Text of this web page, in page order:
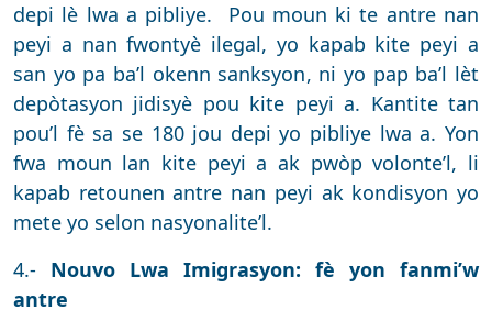
depi lè lwa a pibliye. Pou moun ki te antre nan
peyi a nan fwontyè ilegal, yo kapab kite peyi a
san yo pa ba’l okenn sanksyon, ni yo pap ba’l lèt
depòtasyon jidisyè pou kite peyi a. Kantite tan
pou’l fè sa se 180 jou depi yo pibliye lwa a. Yon
fwa moun lan kite peyi a ak pwòp volonte’l, li
kapab retounen antre nan peyi ak kondisyon yo
mete yo selon nasyonalite’l.
4.- Nouvo Lwa Imigrasyon: fè yon fanmi’w
antre